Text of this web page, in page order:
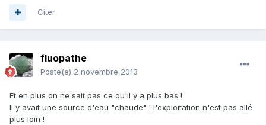
Citer
fluopathe
Posté(e) 2 novembre 2013
Et en plus on ne sait pas ce qu'il y a plus bas !
Il y avait une source d'eau "chaude" ! l'exploitation n'est pas allé
plus loin !